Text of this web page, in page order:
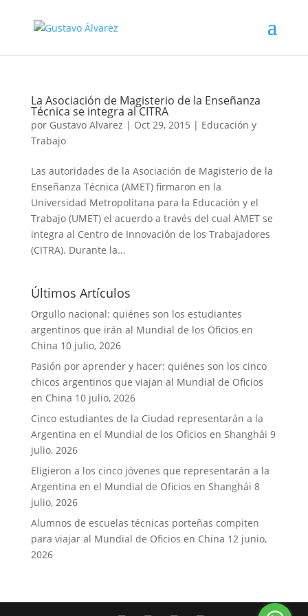
La Asociación de Magisterio de la Enseñanza
Técnica se integra al CITRA
por Gustavo Alvarez | Oct 29, 2015 | Educación y
Trabajo
Las autoridades de la Asociación de Magisterio de la
Enseñanza Técnica (AMET) firmaron en la
Universidad Metropolitana para la Educación y el
Trabajo (UMET) el acuerdo a través del cual AMET se
integra al Centro de Innovación de los Trabajadores
(CITRA). Durante la...
Últimos Artículos
Orgullo nacional: quiénes son los estudiantes
argentinos que irán al Mundial de los Oficios en
China 10 julio, 2026
Pasión por aprender y hacer: quiénes son los cinco
chicos argentinos que viajan al Mundial de Oficios
en China 10 julio, 2026
Cinco estudiantes de la Ciudad representarán a la
Argentina en el Mundial de los Oficios en Shanghái 9
julio, 2026
Eligieron a los cinco jóvenes que representarán a la
Argentina en el Mundial de Oficios en Shanghái 8
julio, 2026
Alumnos de escuelas técnicas porteñas compiten
para viajar al Mundial de Oficios en China 12 junio,
2026